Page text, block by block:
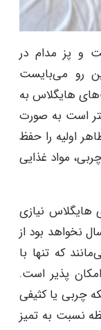
و پز مدام در
رو می‌بایست
هایگلاس به
است به صورت
اولیه را حفظ
مواد غذایی
نیازی
نخواهد بود از
که تنها با
پذیر است.
چربی یا کثیفی
نسبت به تمیز